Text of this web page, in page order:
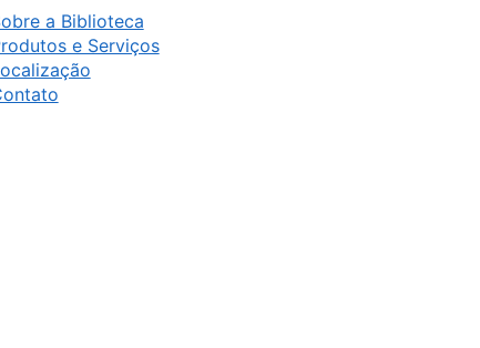
a Biblioteca
e Serviços